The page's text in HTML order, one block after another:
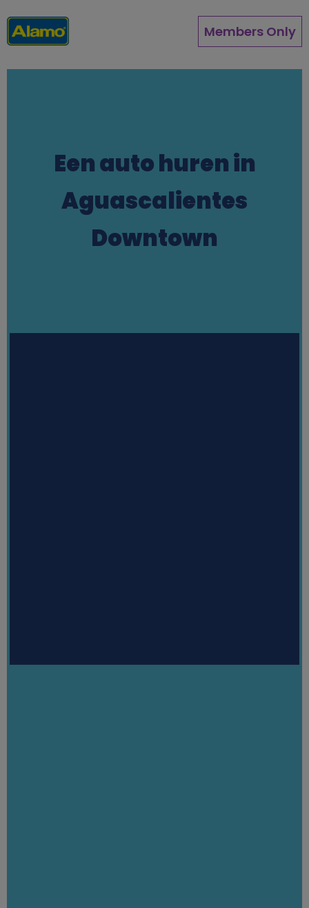
al
contenido
Members Only
Een auto huren in
Aguascalientes
Downtown